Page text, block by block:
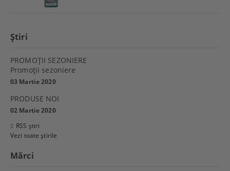
Ştiri
PROMOŢII SEZONIERE
Promoţii sezoniere
03 Martie 2020
PRODUSE NOI
02 Martie 2020
RSS știri
Vezi toate știrile
Mărci